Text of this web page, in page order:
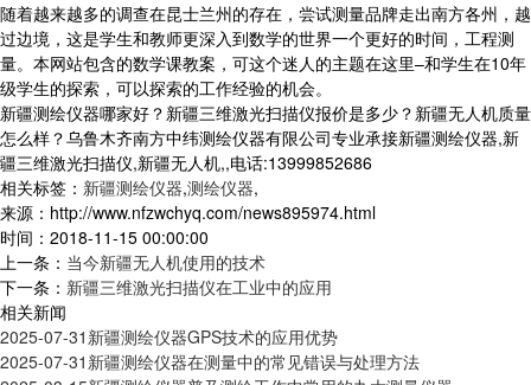
随着越来越多的调查在昆士兰州的存在，尝试测量品牌走出南方各州，越
过边境，这是学生和教师更深入到数学的世界一个更好的时间，工程测
量。本网站包含的数学课教案，可这个迷人的主题在这里–和学生在10年
级学生的探索，可以探索的工作经验的机会。
新疆测绘仪器哪家好？新疆三维激光扫描仪报价是多少？新疆无人机质量
怎么样？乌鲁木齐南方中纬测绘仪器有限公司专业承接新疆测绘仪器,新
疆三维激光扫描仪,新疆无人机,,电话:13999852686
相关标签： 新疆测绘仪器,测绘仪器,
来源：http://www.nfzwchyq.com/news895974.html
时间：2018-11-15 00:00:00
上一条： 当今新疆无人机使用的技术
下一条： 新疆三维激光扫描仪在工业中的应用
相关新闻
2025-07-31 新疆测绘仪器GPS技术的应用优势
2025-07-31 新疆测绘仪器在测量中的常见错误与处理方法